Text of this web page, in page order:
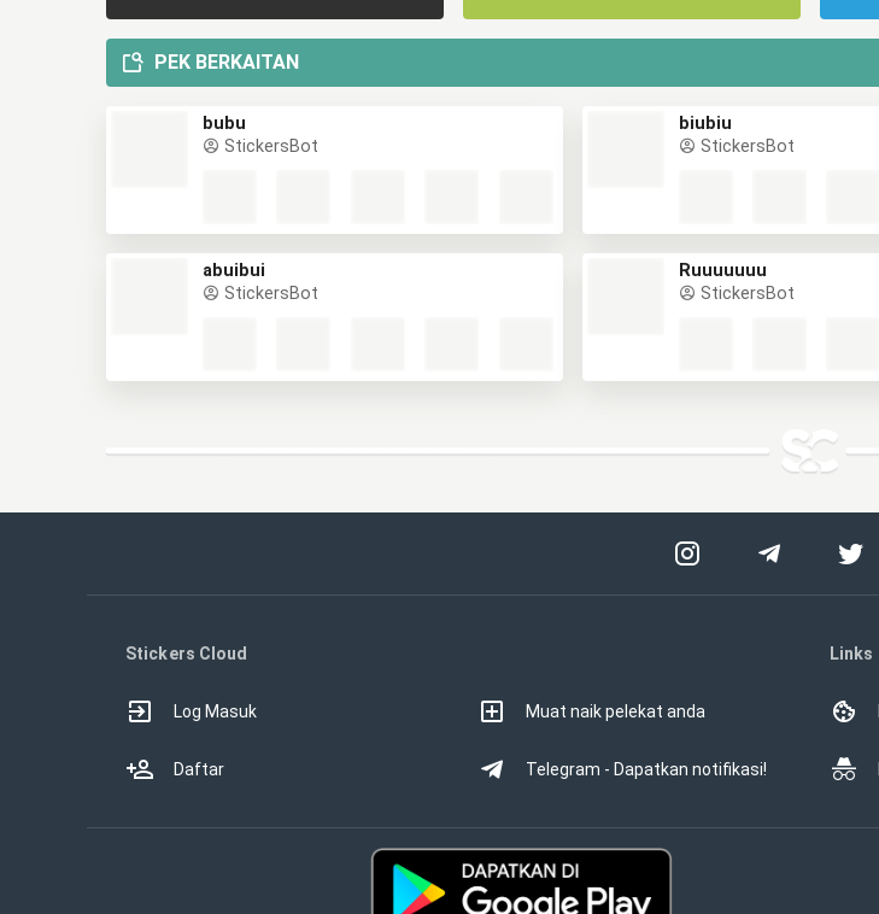
PEK BERKAITAN
bubu
StickersBot
biubiu
StickersBot
abuibui
StickersBot
Ruuuuuuu
StickersBot
Stickers Cloud
Log Masuk
Daftar
Muat naik pelekat anda
Telegram - Dapatkan notifikasi!
Links